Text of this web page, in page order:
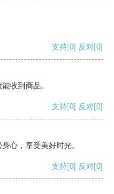
支持[0] 反对[0]
收到商品。
支持[0] 反对[0]
心，享受美好时光。
支持[0] 反对[0]